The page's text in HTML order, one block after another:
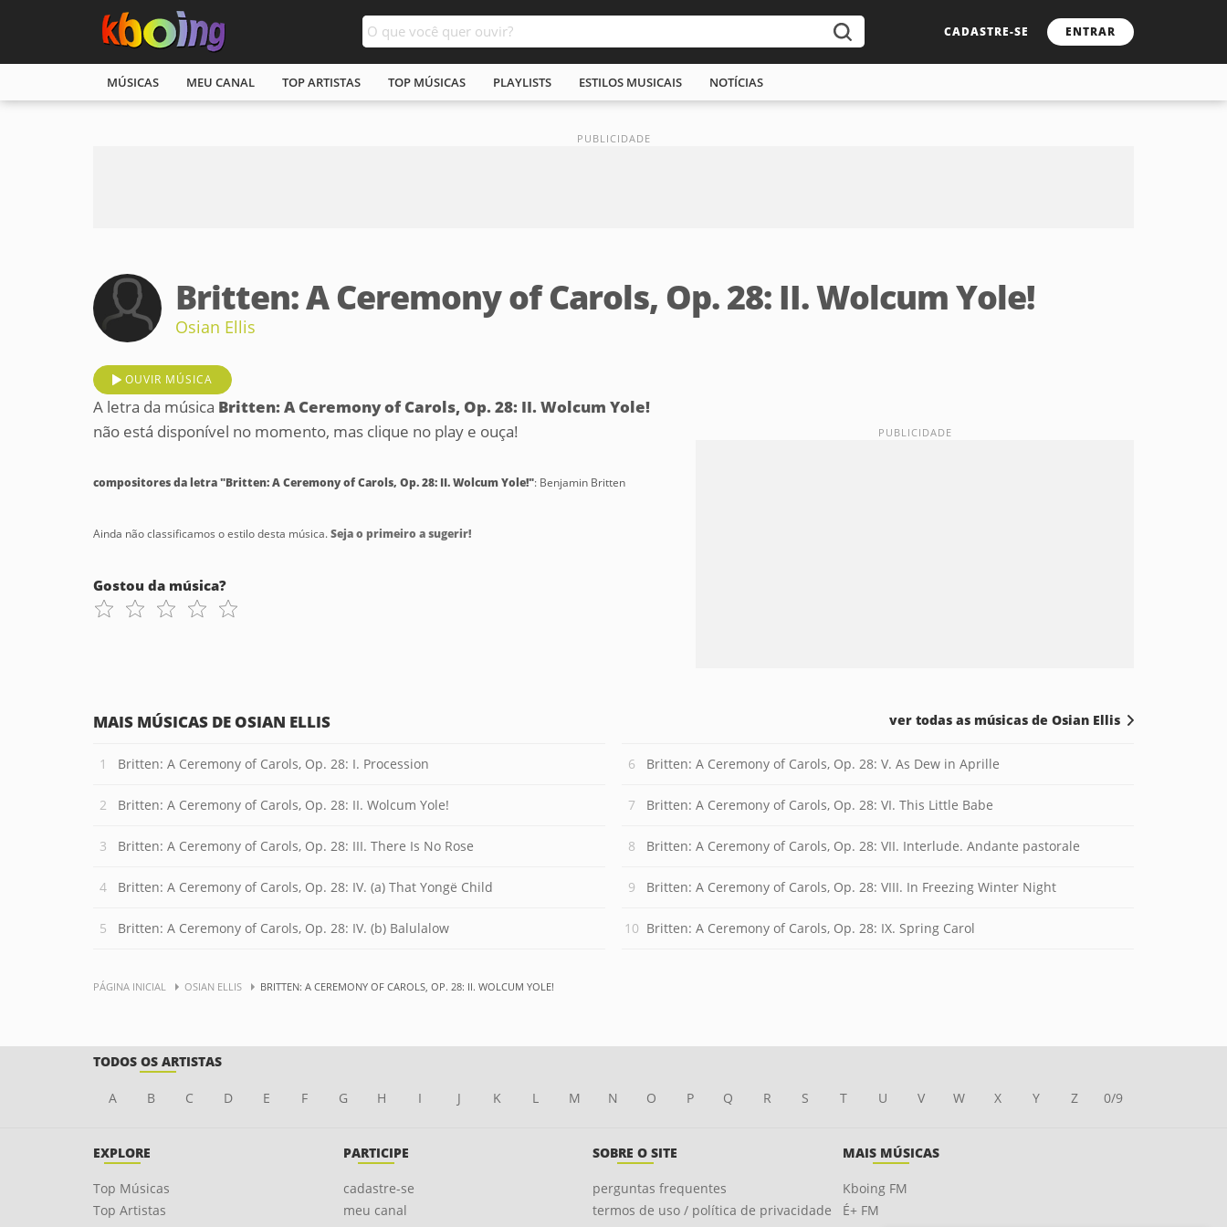
CADASTRE-SE ENTRAR
MÚSICAS MEU CANAL TOP ARTISTAS TOP MÚSICAS PLAYLISTS ESTILOS MUSICAIS NOTÍCIAS
Britten: A Ceremony of Carols, Op. 28: II. Wolcum Yole!
Osian Ellis
OUVIR MÚSICA
A letra da música Britten: A Ceremony of Carols, Op. 28: II. Wolcum Yole!
não está disponível no momento, mas clique no play e ouça!
compositores da letra "Britten: A Ceremony of Carols, Op. 28: II. Wolcum Yole!": Benjamin Britten
Ainda não classificamos o estilo desta música.Seja o primeiro a sugerir!
Gostou da música?
MAIS MÚSICAS DE OSIAN ELLIS
Britten: A Ceremony of Carols, Op. 28: I. Procession
Britten: A Ceremony of Carols, Op. 28: II. Wolcum Yole!
Britten: A Ceremony of Carols, Op. 28: III. There Is No Rose
Britten: A Ceremony of Carols, Op. 28: IV. (a) That Yongë Child
Britten: A Ceremony of Carols, Op. 28: IV. (b) Balulalow
Britten: A Ceremony of Carols, Op. 28: V. As Dew in Aprille
Britten: A Ceremony of Carols, Op. 28: VI. This Little Babe
Britten: A Ceremony of Carols, Op. 28: VII. Interlude. Andante pastorale
Britten: A Ceremony of Carols, Op. 28: VIII. In Freezing Winter Night
Britten: A Ceremony of Carols, Op. 28: IX. Spring Carol
ver todas as músicas de Osian Ellis
PÁGINA INICIAL OSIAN ELLIS BRITTEN: A CEREMONY OF CAROLS, OP. 28: II. WOLCUM YOLE!
TODOS OS ARTISTAS
A B C D E F G H I J K L M N O P Q R S T U V W X Y Z 0/9
EXPLORE
Top Músicas
Top Artistas
PARTICIPE
cadastre-se
meu canal
SOBRE O SITE
perguntas frequentes
termos de uso / política de privacidade
MAIS MÚSICAS
Kboing FM
É+ FM